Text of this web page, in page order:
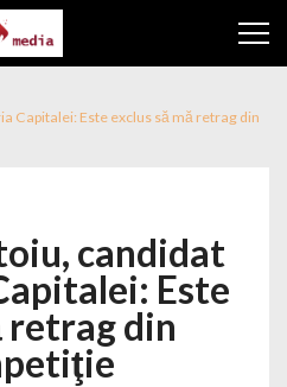
Capitalei: Este exclus să mă retrag din
candidat
Este
retrag din